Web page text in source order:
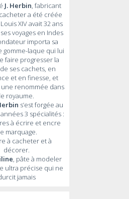
J. Herbin, fabricant
a été créée
XIV avait 32 ans
ses voyages en Indes
importa sa
gomme-laque qui lui
faire progresser la
ses cachets, en
et en finesse, et
une renommée dans
le royaume.
s’est forgée au
3 spécialités :
à écrire et encre
marquage.
à cacheter et à
décorer.
, pâte à modeler
ultra précise qui ne
jamais